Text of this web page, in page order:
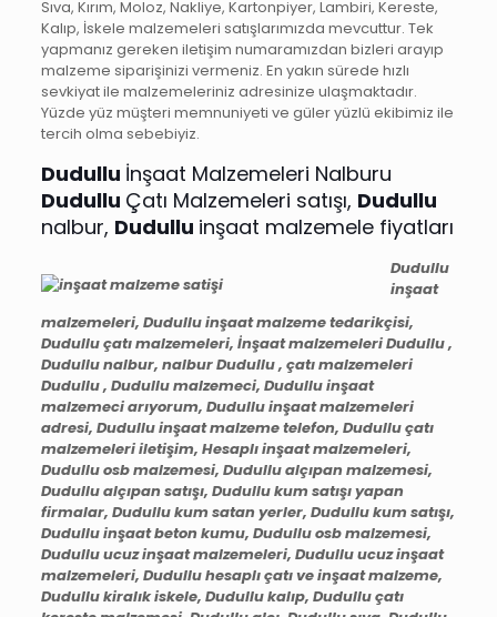
Sıva, Kırım, Moloz, Nakliye, Kartonpiyer, Lambiri, Kereste,
Kalıp, İskele malzemeleri satışlarımızda mevcuttur. Tek
yapmanız gereken iletişim numaramızdan bizleri arayıp
malzeme siparişinizi vermeniz. En yakın sürede hızlı
sevkiyat ile malzemeleriniz adresinize ulaşmaktadır.
Yüzde yüz müşteri memnuniyeti ve güler yüzlü ekibimiz ile
tercih olma sebebiyiz.
Dudullu İnşaat Malzemeleri Nalburu
Dudullu Çatı Malzemeleri satışı, Dudullu
nalbur, Dudullu inşaat malzemele fiyatları
Dudullu
inşaat
malzemeleri, Dudullu inşaat malzeme tedarikçisi,
Dudullu çatı malzemeleri, İnşaat malzemeleri Dudullu ,
Dudullu nalbur, nalbur Dudullu , çatı malzemeleri
Dudullu , Dudullu malzemeci, Dudullu inşaat
malzemeci arıyorum, Dudullu inşaat malzemeleri
adresi, Dudullu inşaat malzeme telefon, Dudullu çatı
malzemeleri iletişim, Hesaplı inşaat malzemeleri,
Dudullu osb malzemesi, Dudullu alçıpan malzemesi,
Dudullu alçıpan satışı, Dudullu kum satışı yapan
firmalar, Dudullu kum satan yerler, Dudullu kum satışı,
Dudullu inşaat beton kumu, Dudullu osb malzemesi,
Dudullu ucuz inşaat malzemeleri, Dudullu ucuz inşaat
malzemeleri, Dudullu hesaplı çatı ve inşaat malzeme,
Dudullu kiralık iskele, Dudullu kalıp, Dudullu çatı